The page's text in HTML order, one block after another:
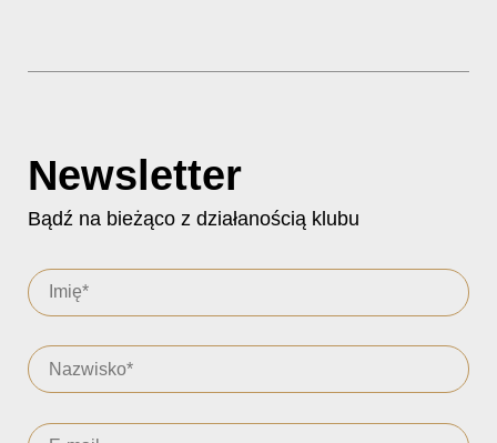
Newsletter
Bądź na bieżąco z działanością klubu